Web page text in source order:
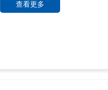
查看更多